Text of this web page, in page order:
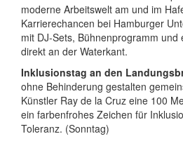
moderne Arbeitswelt am und im
Karrierechancen bei Hamburger
mit DJ-Sets, Bühnenprogramm
direkt an der Waterkant.
Inklusionstag an den
ohne Behinderung gestalten
Künstler Ray de la Cruz eine 100
ein farbenfrohes Zeichen für
Toleranz. (Sonntag)